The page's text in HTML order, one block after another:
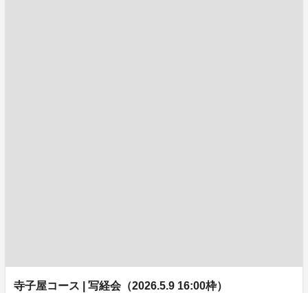
寺子屋コース | 写経会（2026.5.9 16:00枠）